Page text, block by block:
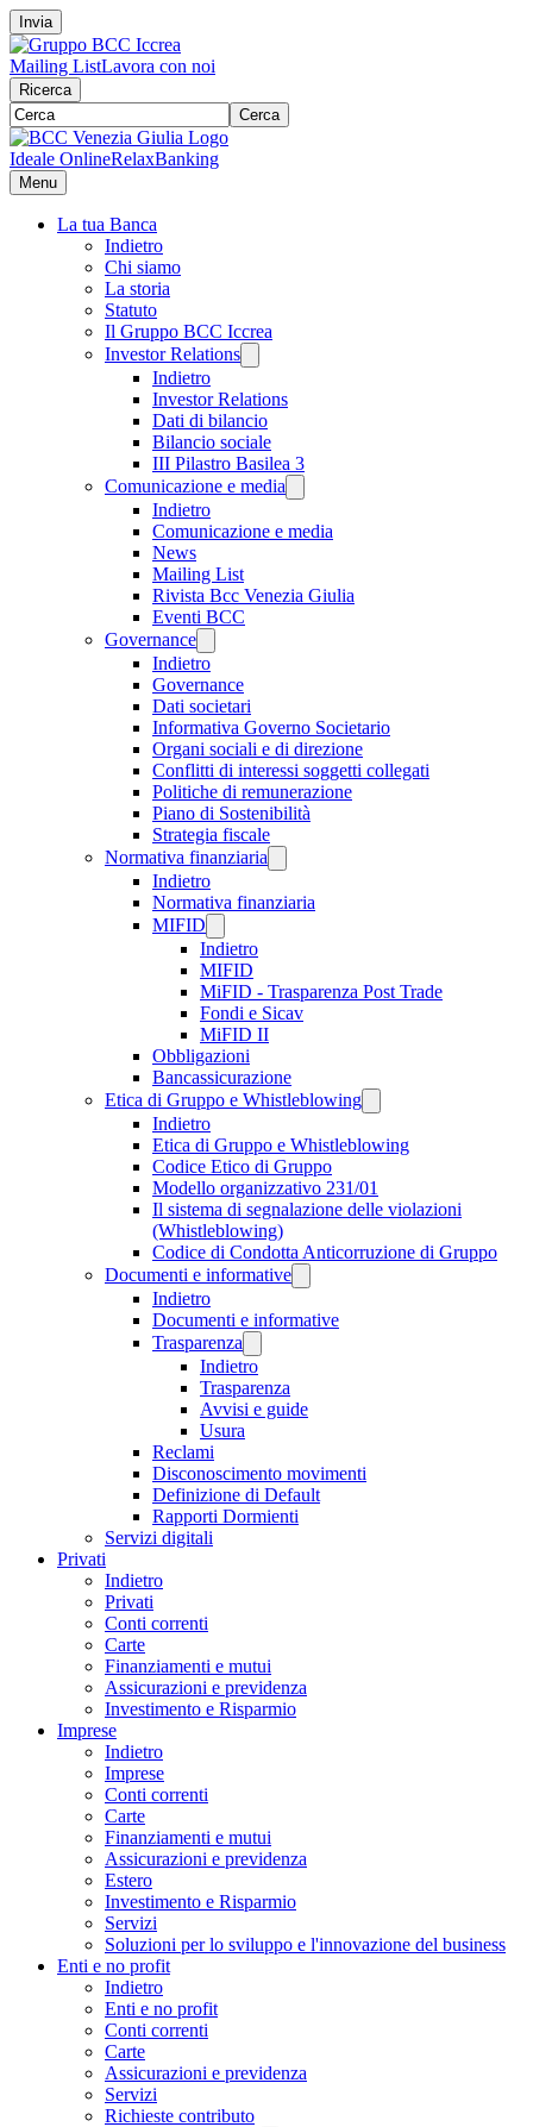
Invia
Mailing ListLavora con noi
Ricerca
Cerca
Ideale OnlineRelaxBanking
Menu
La tua Banca
Indietro
Chi siamo
La storia
Statuto
Il Gruppo BCC Iccrea
Investor Relations
Indietro
Investor Relations
Dati di bilancio
Bilancio sociale
III Pilastro Basilea 3
Comunicazione e media
Indietro
Comunicazione e media
News
Mailing List
Rivista Bcc Venezia Giulia
Eventi BCC
Governance
Indietro
Governance
Dati societari
Informativa Governo Societario
Organi sociali e di direzione
Conflitti di interessi soggetti collegati
Politiche di remunerazione
Piano di Sostenibilità
Strategia fiscale
Normativa finanziaria
Indietro
Normativa finanziaria
MIFID
Indietro
MIFID
MiFID - Trasparenza Post Trade
Fondi e Sicav
MiFID II
Obbligazioni
Bancassicurazione
Etica di Gruppo e Whistleblowing
Indietro
Etica di Gruppo e Whistleblowing
Codice Etico di Gruppo
Modello organizzativo 231/01
Il sistema di segnalazione delle violazioni
(Whistleblowing)
Codice di Condotta Anticorruzione di Gruppo
Documenti e informative
Indietro
Documenti e informative
Trasparenza
Indietro
Trasparenza
Avvisi e guide
Usura
Reclami
Disconoscimento movimenti
Definizione di Default
Rapporti Dormienti
Servizi digitali
Privati
Indietro
Privati
Conti correnti
Carte
Finanziamenti e mutui
Assicurazioni e previdenza
Investimento e Risparmio
Imprese
Indietro
Imprese
Conti correnti
Carte
Finanziamenti e mutui
Assicurazioni e previdenza
Estero
Investimento e Risparmio
Servizi
Soluzioni per lo sviluppo e l'innovazione del business
Enti e no profit
Indietro
Enti e no profit
Conti correnti
Carte
Assicurazioni e previdenza
Servizi
Richieste contributo